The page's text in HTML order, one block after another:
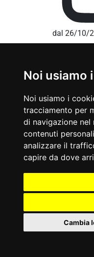
Noi usiamo
Noi usiamo i
tracciamento per
di navigazione
contenuti
analizzare il
capire da dove
Cambia
dal 26/10/
Terni (TR)
grazie
mostra i
giorni.